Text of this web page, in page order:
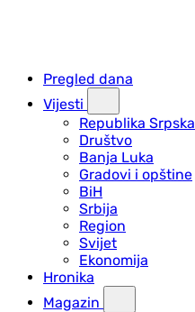
Pregled dana
Vijesti
Republika Srpska
Društvo
Banja Luka
Gradovi i opštine
BiH
Srbija
Region
Svijet
Ekonomija
Hronika
Magazin